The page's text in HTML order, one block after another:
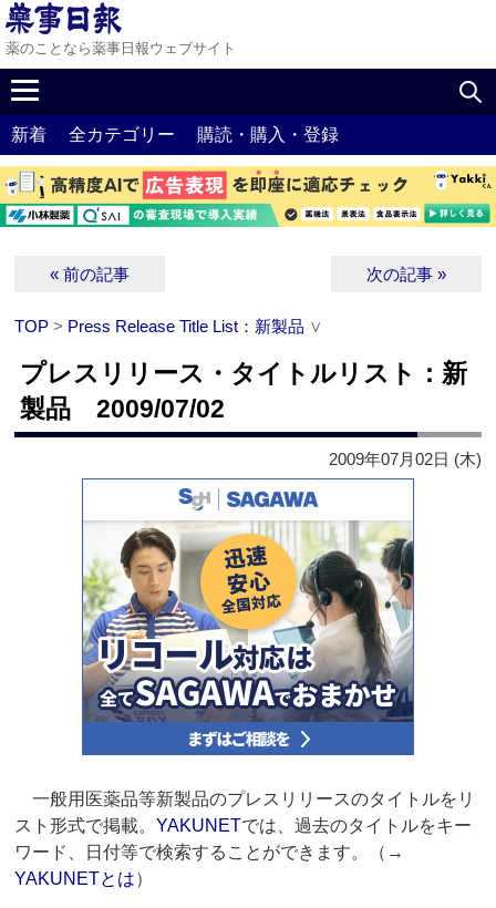
薬のことなら薬事日報ウェブサイト
新着 全カテゴリー 購読・購入・登録
« 前の記事 次の記事 »
TOP > Press Release Title List：新製品 ∨
プレスリリース・タイトルリスト：新
製品 2009/07/02
2009年07月02日 (木)
一般用医薬品等新製品のプレスリリースのタイトルをリ
スト形式で掲載。YAKUNETでは、過去のタイトルをキー
ワード、日付等で検索することができます。（→
YAKUNETとは）